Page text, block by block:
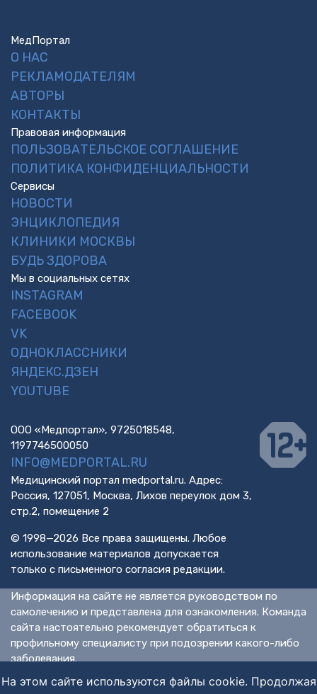
МедПортал
О НАС
РЕКЛАМОДАТЕЛЯМ
АВТОРЫ
КОНТАКТЫ
Правовая информация
ПОЛЬЗОВАТЕЛЬСКОЕ СОГЛАШЕНИЕ
ПОЛИТИКА КОНФИДЕНЦИАЛЬНОСТИ
Сервисы
НОВОСТИ
ЭНЦИКЛОПЕДИЯ
КЛИНИКИ МОСКВЫ
БУДЬ ЗДОРОВА
Мы в социальных сетях
INSTAGRAM
FACEBOOK
VK
ОДНОКЛАССНИКИ
ЯНДЕКС.ДЗЕН
YOUTUBE
ООО «Медпортал», 9725018548,
1197746500050
INFO@MEDPORTAL.RU
Медицинский портал medportal.ru. Адрес:
Россия, 127051, Москва, Лихов переулок дом 3,
стр.2, помещение 2
© 1998—2026 Все права защищены. Любое
использование материалов допускается
только с письменного согласия редакции.
Информация на сайте не является руководством по
самолечению и представлена для ознакомления. Команда
сайта настоятельно рекомендует обратиться к
профильному специалисту при подозрении какого-либо
заболевания.
ИМЕЮТСЯ ПРОТИВОПОКАЗАНИЯ. НЕОБХОДИМА
КОНСУЛЬТАЦИЯ СПЕЦИАЛИСТА.
На этом сайте используются файлы cookie. Продолжая